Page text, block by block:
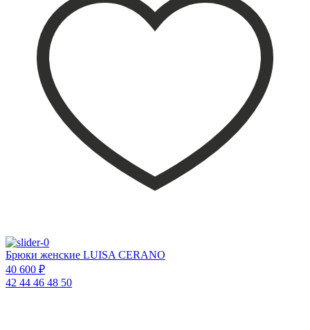
Брюки женские LUISA CERANO
40 600 ₽
42 44 46 48 50